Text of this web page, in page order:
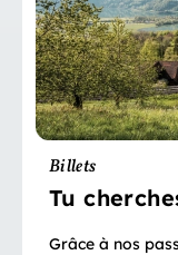
Billets
Tu
Grâce à nos